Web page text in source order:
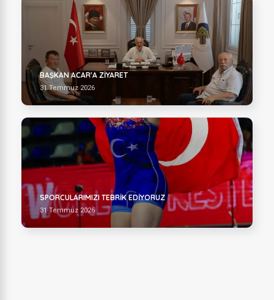
BAŞKAN ACAR'A ZİYARET
31 Temmuz 2026
SPORCULARIMIZI TEBRİK EDİYORUZ
31 Temmuz 2026